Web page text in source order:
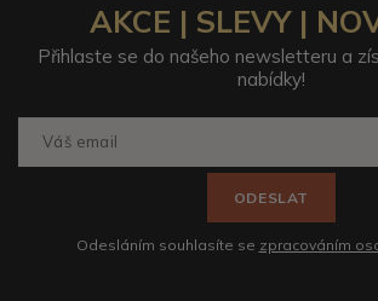
AKCE | SLEVY |
Přihlaste se do našeho newsletteru a
nabídky!
ODESLAT
Odesláním souhlasíte se zpracováním